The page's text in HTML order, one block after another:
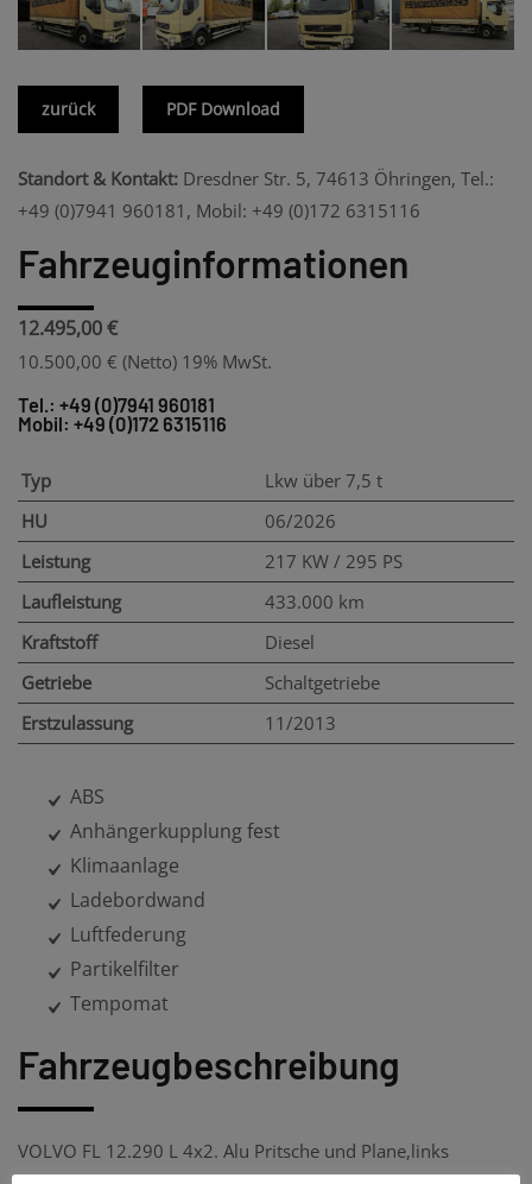
zurück PDF Download
Standort & Kontakt: Dresdner Str. 5, 74613 Öhringen, Tel.:
+49 (0)7941 960181, Mobil: +49 (0)172 6315116
Fahrzeuginformationen
12.495,00 €
10.500,00 € (Netto) 19% MwSt.
Tel.: +49 (0)7941 960181
Mobil: +49 (0)172 6315116
Typ
Lkw über 7,5 t
HU
06/2026
Leistung
217 KW / 295 PS
Laufleistung
433.000 km
Kraftstoff
Diesel
Getriebe
Schaltgetriebe
Erstzulassung
11/2013
ABS
Anhängerkupplung fest
Klimaanlage
Ladebordwand
Luftfederung
Partikelfilter
Tempomat
Fahrzeugbeschreibung
VOLVO FL 12.290 L 4x2. Alu Pritsche und Plane,links